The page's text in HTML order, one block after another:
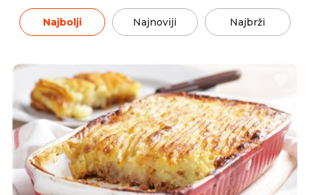
Najbolji Najnoviji Najbrži